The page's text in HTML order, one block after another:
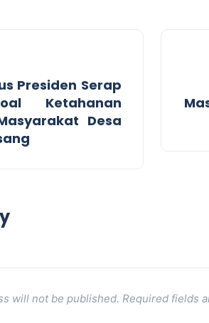
Presiden Serap
Ketahanan
Desa
will not be published. Required fields